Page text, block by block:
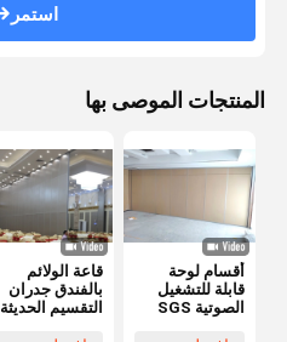
استمر
المنتجات الموصى بها
أقسام لوحة
قابلة للتشغيل
الصوتية SGS
قاعة الولائم
بالفندق جدران
التقسيم الحديثة